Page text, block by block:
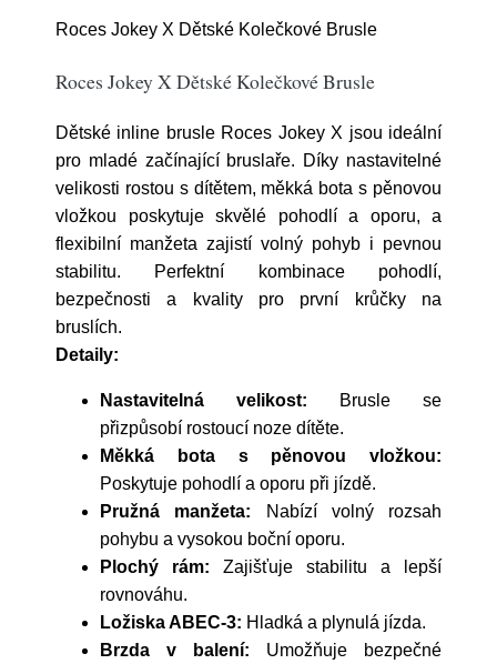
Roces Jokey X Dětské Kolečkové Brusle
Roces Jokey X Dětské Kolečkové Brusle
Dětské inline brusle Roces Jokey X jsou ideální
pro mladé začínající bruslaře. Díky nastavitelné
velikosti rostou s dítětem, měkká bota s pěnovou
vložkou poskytuje skvělé pohodlí a oporu, a
flexibilní manžeta zajistí volný pohyb i pevnou
stabilitu. Perfektní kombinace pohodlí,
bezpečnosti a kvality pro první krůčky na
bruslích.
Detaily:
Nastavitelná velikost: Brusle se
přizpůsobí rostoucí noze dítěte.
Měkká bota s pěnovou vložkou:
Poskytuje pohodlí a oporu při jízdě.
Pružná manžeta: Nabízí volný rozsah
pohybu a vysokou boční oporu.
Plochý rám: Zajišťuje stabilitu a lepší
rovnováhu.
Ložiska ABEC-3: Hladká a plynulá jízda.
Brzda v balení: Umožňuje bezpečné